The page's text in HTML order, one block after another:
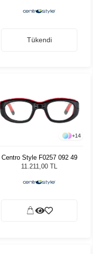
Tükendi
+14
Centro Style F0257 092 49
11.211,00 TL